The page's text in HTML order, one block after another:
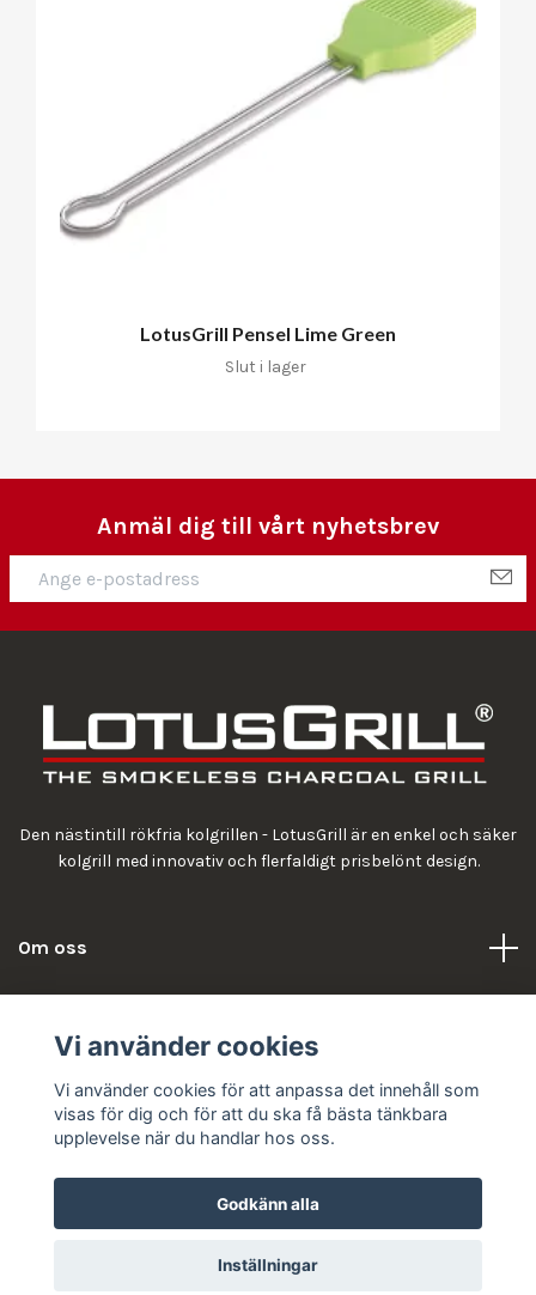
LotusGrill Pensel Lime Green
Slut i lager
Anmäl dig till vårt nyhetsbrev
Den nästintill rökfria kolgrillen - LotusGrill är en enkel och säker
kolgrill med innovativ och flerfaldigt prisbelönt design.
Om oss
© 2026 LotusGrill
Vi använder cookies
Vi använder cookies för att anpassa det innehåll som
visas för dig och för att du ska få bästa tänkbara
upplevelse när du handlar hos oss.
Godkänn alla
Inställningar